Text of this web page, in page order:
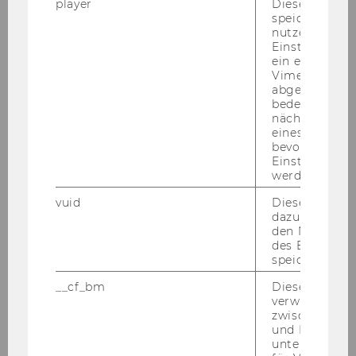
Um als Uni­ver­si­tät im in­ter­na­tio­na­len
Wett­be­werb be­stehen und lang­fris­tig er­
folg­reich sein zu kön­nen, be­darf es best­
mög­li­cher fi­nan­zi­el­ler Rah­men­be­din­
gun­gen und Struk­tu­ren. Des­halb freut es
mich als Vi­ze­rek­tor für Fi­nan­zen und
player
Dieses Cookie
speichert
ein
Vimeo-Video
abgespielt
bedeutet,
nächsten
eines Vimeo-
bevorzugten
werden.
vuid
Dieser
dazu
den
des
speichern.
__cf_bm
Dieses
verwendet,
zwischen
und Bots zu